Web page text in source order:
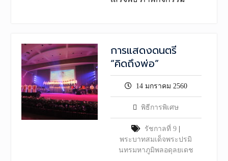
การแสดงดนตรี
“คิดถึงพ่อ”
14 มกราคม 2560
พิธีการพิเศษ
รัชกาลที่ 9
พระบาทสมเด็จพระปรมิ
นทรมหาภูมิพลอดุลยเดช